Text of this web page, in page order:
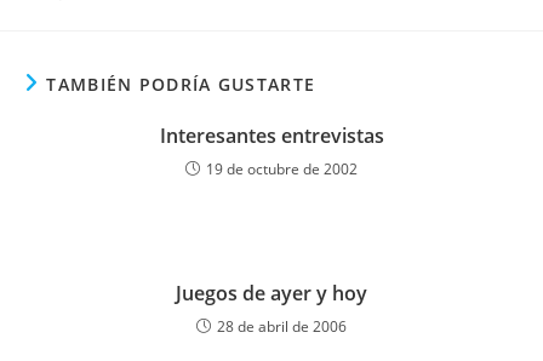
TAMBIÉN PODRÍA GUSTARTE
Interesantes entrevistas
19 de octubre de 2002
Juegos de ayer y hoy
28 de abril de 2006